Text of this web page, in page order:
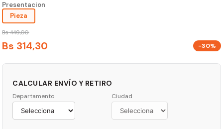
Presentacion
Pieza
Bs 449,00
Bs 314,30 -30%
CALCULAR ENVÍO Y RETIRO
Departamento Ciudad